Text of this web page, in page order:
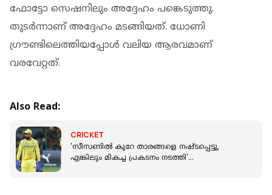
ഫോട്ടോ സെഷനിലും അദ്ദേഹം പങ്കെടുത്തു.
തുടര്‍ന്നാണ് അദ്ദേഹം മടങ്ങിയത്. ധോണി
ഗ്രൗണ്ടിലെത്തിയപ്പോള്‍ വലിയ ആരവമാണ്
വരവേറ്റത്.
Also Read:
CRICKET
'സീസണില്‍ കുറേ താരങ്ങളെ നഷ്ടപ്പെട്ടു,
എങ്കിലും മികച്ച പ്രകടനം നടത്തി'